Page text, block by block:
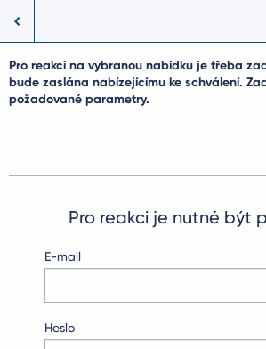
Pro reakci na vybranou nabídku je třeba
bude zaslána nabízejícímu ke schválení.
požadované parametry.
Pro reakci je nutné být
E-mail
Heslo